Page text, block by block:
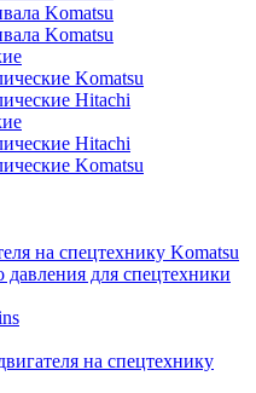
Komatsu
Komatsu
Komatsu
Hitachi
Hitachi
Komatsu
на спецтехнику Komatsu
для спецтехники
на спецтехнику